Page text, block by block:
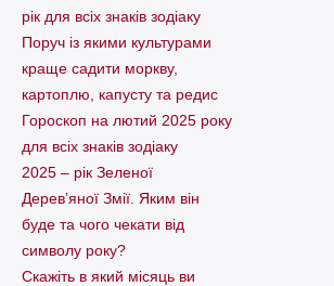
рік для всіх знаків зодіаку
Поруч із якими культурами
краще садити моркву,
картоплю, капусту та редис
Гороскоп на лютий 2025 року
для всіх знаків зодіаку
2025 – рік Зеленої
Дерев’яної Змії. Яким він
буде та чого чекати від
символу року?
Скажіть в який місяць ви